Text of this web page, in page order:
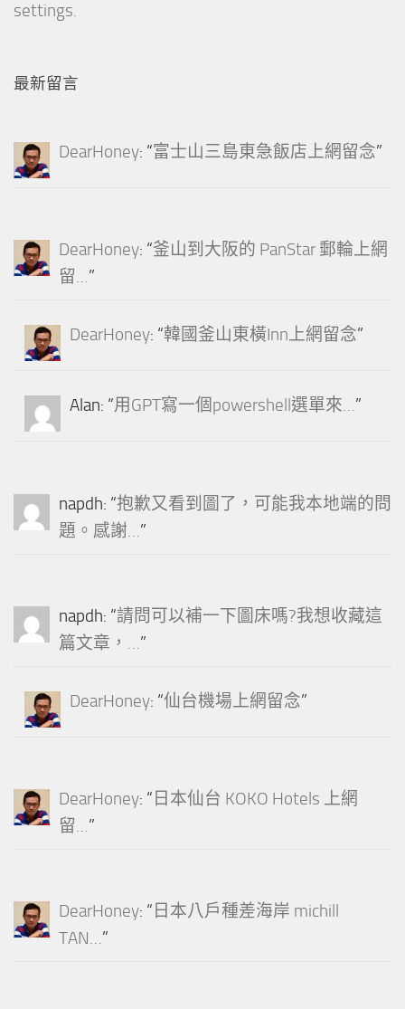
settings.
最新留言
DearHoney: “富士山三島東急飯店上網留念”
DearHoney: “釜山到大阪的 PanStar 郵輪上網
留…”
DearHoney: “韓國釜山東橫Inn上網留念”
Alan: “用GPT寫一個powershell選單來…”
napdh: “抱歉又看到圖了，可能我本地端的問
題。感謝…”
napdh: “請問可以補一下圖床嗎?我想收藏這
篇文章，…”
DearHoney: “仙台機場上網留念”
DearHoney: “ 日本仙台 KOKO Hotels 上網
留…”
DearHoney: “ 日本八戶種差海岸 michill
TAN…”